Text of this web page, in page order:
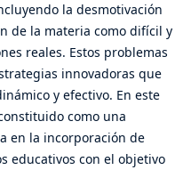
la desmotivación
de la materia como difícil y
reales. Estos problemas
innovadoras que
y efectivo. En este
como una
en la incorporación de
educativos con el objetivo